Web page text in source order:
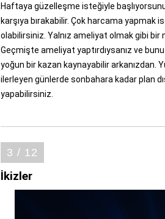
Haftaya güzelleşme isteğiyle
karşıya bırakabilir. Çok harcama
olabilirsiniz. Yalnız ameliyat olmak gibi
Geçmişte ameliyat yaptırdıysanız ve
yoğun bir kazan kaynayabilir arkanızdan.
ilerleyen günlerde sonbahara kadar plan
yapabilirsiniz.
3 / 12
İkizler